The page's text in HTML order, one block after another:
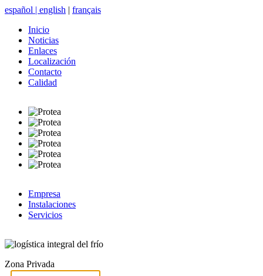
español | english | français
Inicio
Noticias
Enlaces
Localización
Contacto
Calidad
Empresa
Instalaciones
Servicios
logística integral del frío
Zona Privada